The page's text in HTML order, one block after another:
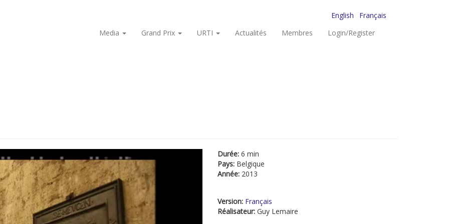
English
Français
Media
Grand Prix URTI Actualités Membres Login/Register
Durée: 6 min
Pays: Belgique
Année: 2013
Version: Français
Réalisateur: Guy Lemaire